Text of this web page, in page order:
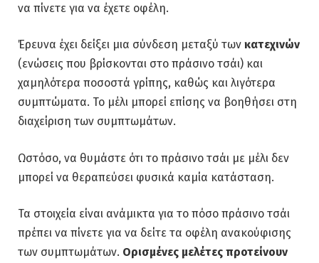
να πίνετε για να έχετε οφέλη.
Έρευνα έχει δείξει μια σύνδεση μεταξύ των κατεχινών
(ενώσεις που βρίσκονται στο πράσινο τσάι) και
χαμηλότερα ποσοστά γρίπης, καθώς και λιγότερα
συμπτώματα. Το μέλι μπορεί επίσης να βοηθήσει στη
διαχείριση των συμπτωμάτων.
Ωστόσο, να θυμάστε ότι το πράσινο τσάι με μέλι δεν
μπορεί να θεραπεύσει φυσικά καμία κατάσταση.
Τα στοιχεία είναι ανάμικτα για το πόσο πράσινο τσάι
πρέπει να πίνετε για να δείτε τα οφέλη ανακούφισης
των συμπτωμάτων. Ορισμένες μελέτες προτείνουν